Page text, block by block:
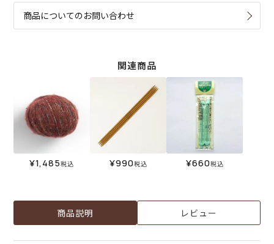
商品についてのお問い合わせ
関連商品
¥1,485税込 ¥990税込 ¥660税込
商品説明 レビュー